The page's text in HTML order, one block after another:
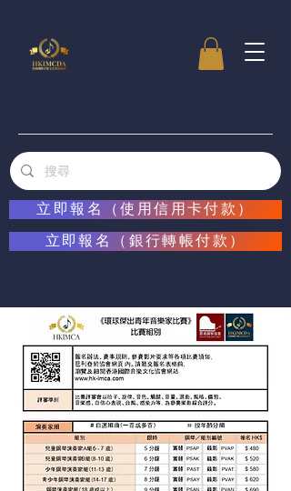
立即報名（使用信用卡付款）
立即報名（銀行轉帳付款）